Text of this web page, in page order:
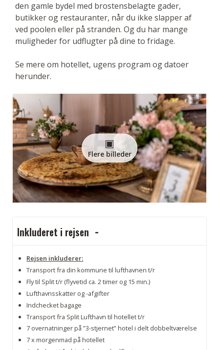
den gamle bydel med brostensbelagte gader,
butikker og restauranter, når du ikke slapper af
ved poolen eller på stranden. Og du har mange
muligheder for udflugter på dine to fridage.
Se mere om hotellet, ugens program og datoer
herunder.
Flere billeder
Inkluderet i rejsen
Rejsen inkluderer:
Transport fra din kommune til lufthavnen t/r
Fly til Split t/r (flyvetid ca. 2 timer og 15 min.)
Lufthavnsskatter og -afgifter
Indchecket bagage
Transport fra Split Lufthavn til hotellet t/r
7 overnatninger på ”3-stjernet” hotel i delt dobbeltværelse
7 x morgenmad på hotellet